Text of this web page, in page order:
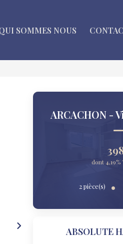
SOMMES NOUS
ARCACHON -
dont
2pièce(s)
ABSOLUTE